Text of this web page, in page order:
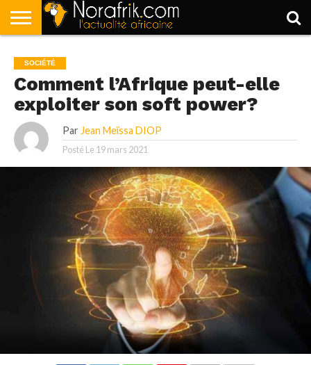
POLITIQUE
SOCIÉTÉ
ECONOMIE
SPORT
LIFESTYLE
SOCIÉTÉ
Comment l’Afrique peut-elle
exploiter son soft power?
Par Jean Meïssa DIOP
Posté Le 19 mars 2021